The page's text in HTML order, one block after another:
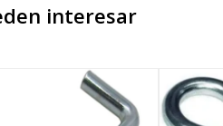
interesar